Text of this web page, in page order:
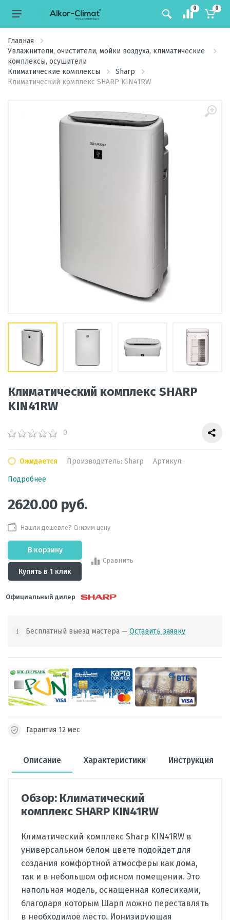
0 0
Главная
Увлажнители, очистители, мойки воздуха, климатические
комплексы, осушители
Климатические комплексы
Sharp
Климатический комплекс SHARP KIN41RW
Климатический комплекс SHARP
KIN41RW
0
Ожидается Производитель: Sharp Артикул:
Подробнее
2620.00 руб.
Нашли дешевле? Снизим цену
В корзину
Купить в 1 клик
Сравнить
Официальный дилер
Бесплатный выезд мастера — Оставить заявку
Гарантия 12 мес
Описание Характеристики Инструкция
Обзор: Климатический
комплекс SHARP KIN41RW
Климатический комплекс Sharp KIN41RW в
универсальном белом цвете подойдет для
создания комфортной атмосферы как дома,
так и в небольшом офисном помещении. Это
напольная модель, оснащенная колесиками,
благодаря которым Шарп можно переставлять
в необходимое место. Ионизирующая